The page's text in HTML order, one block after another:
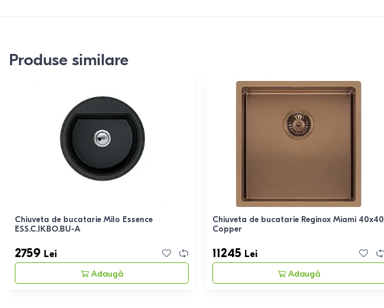
Produse similare
Chiuveta de bucatarie Milo Essence
ESS.C.1KBO.BU-A
2759 Lei
Adaugă
Chiuveta de bucatarie Reginox Miami 40x40
Copper
11245 Lei
Adaugă